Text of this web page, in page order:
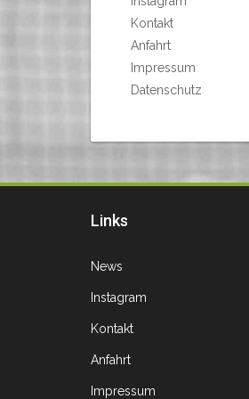
Kontakt
Anfahrt
Impressum
Datenschutz
Links
News
Instagram
Kontakt
Anfahrt
Impressum